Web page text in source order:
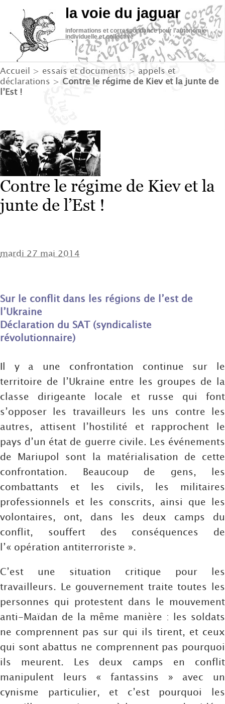
la voie du jaguar
informations et correspondance pour l’autonomie
individuelle et collective
Accueil > essais et documents > appels et
déclarations > Contre le régime de Kiev et la junte de
l’Est !
Contre le régime de Kiev et la
junte de l’Est !
mardi 27 mai 2014
Sur le conflit dans les régions de l’est de
l’Ukraine
Déclaration du SAT (syndicaliste
révolutionnaire)
Il y a une confrontation continue sur le
territoire de l’Ukraine entre les groupes de la
classe dirigeante locale et russe qui font
s’opposer les travailleurs les uns contre les
autres, attisent l’hostilité et rapprochent le
pays d’un état de guerre civile. Les événements
de Mariupol sont la matérialisation de cette
confrontation. Beaucoup de gens, les
combattants et les civils, les militaires
professionnels et les conscrits, ainsi que les
volontaires, ont, dans les deux camps du
conflit, souffert des conséquences de
l’« opération antiterroriste ».
C’est une situation critique pour les
travailleurs. Le gouvernement traite toutes les
personnes qui protestent dans le mouvement
anti-Maïdan de la même manière : les soldats
ne comprennent pas sur qui ils tirent, et ceux
qui sont abattus ne comprennent pas pourquoi
ils meurent. Les deux camps en conflit
manipulent leurs « fantassins » avec un
cynisme particulier, et c’est pourquoi les